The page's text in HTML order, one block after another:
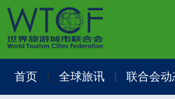
首页 全球旅讯 联合会动